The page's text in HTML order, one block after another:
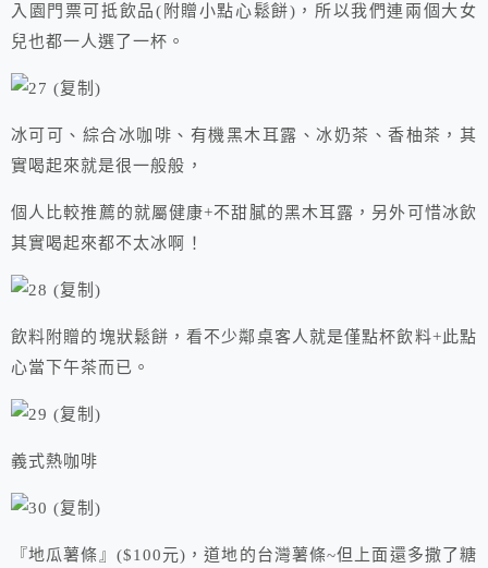
入園門票可抵飲品(附贈小點心鬆餅)，所以我們連兩個大女
兒也都一人選了一杯。
冰可可、綜合冰咖啡、有機黑木耳露、冰奶茶、香柚茶，其
實喝起來就是很一般般，
個人比較推薦的就屬健康+不甜膩的黑木耳露，另外可惜冰飲
其實喝起來都不太冰啊！
飲料附贈的塊狀鬆餅，看不少鄰桌客人就是僅點杯飲料+此點
心當下午茶而已。
義式熱咖啡
『地瓜薯條』($100元)，道地的台灣薯條~但上面還多撒了糖